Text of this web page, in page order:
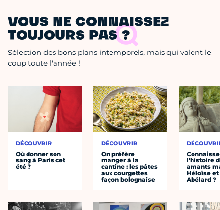
VOUS NE CONNAISSEZ
TOUJOURS PAS ?
Sélection des bons plans intemporels, mais qui valent le
coup toute l'année !
DÉCOUVRIR
Où donner son
sang à Paris cet
été ?
DÉCOUVRIR
On préfère
manger à la
cantine : les pâtes
aux courgettes
façon bolognaise
l’histoire
amants
Héloïse et
Abélard ?